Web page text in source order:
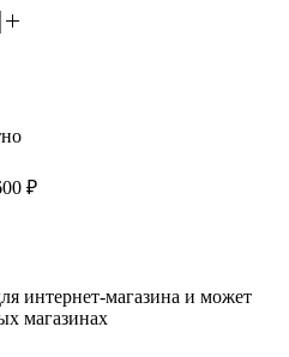
₽
интернет-магазина и может
магазинах